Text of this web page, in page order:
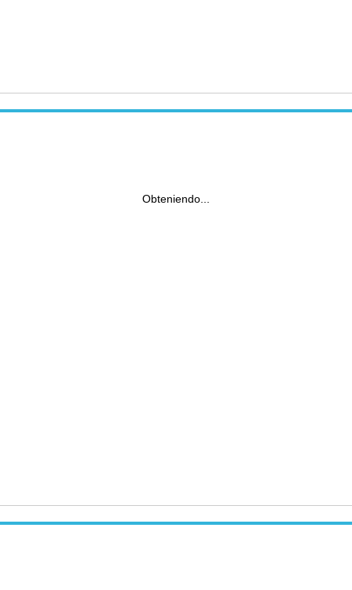
Obteniendo...